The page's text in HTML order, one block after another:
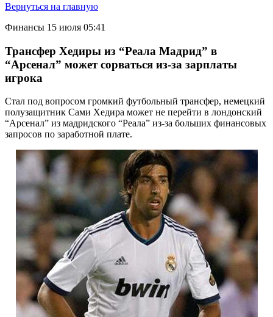
Вернуться на главную
Финансы 15 июля 05:41
Трансфер Хедиры из “Реала Мадрид” в
“Арсенал” может сорваться из-за зарплаты
игрока
Стал под вопросом громкий футбольный трансфер, немецкий
полузащитник Сами Хедира может не перейти в лондонский
“Арсенал” из мадридского “Реала” из-за больших финансовых
запросов по заработной плате.